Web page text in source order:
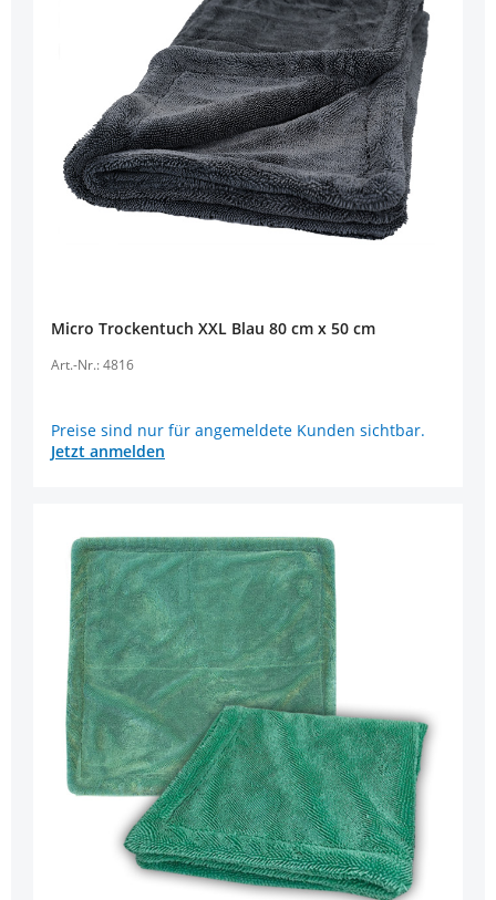
Micro Trockentuch XXL Blau 80 cm x 50 cm
Art.-Nr.: 4816
Preise sind nur für angemeldete Kunden sichtbar.
Jetzt anmelden